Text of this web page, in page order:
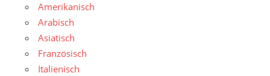
Amerikanisch
Arabisch
Asiatisch
Französisch
Italienisch